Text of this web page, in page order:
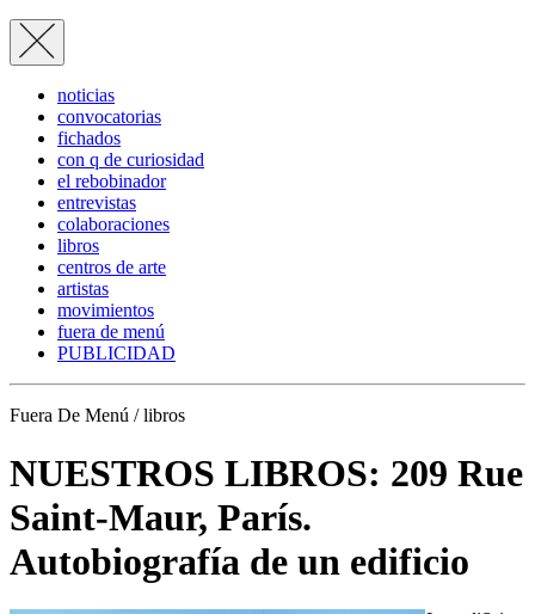
noticias
convocatorias
fichados
con q de curiosidad
el rebobinador
entrevistas
colaboraciones
libros
centros de arte
artistas
movimientos
fuera de menú
PUBLICIDAD
Fuera De Menú / libros
NUESTROS LIBROS: 209 Rue
Saint-Maur, París.
Autobiografía de un edificio